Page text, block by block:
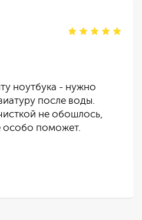
ноутбука - нужно
после воды.
не обошлось,
особо поможет.